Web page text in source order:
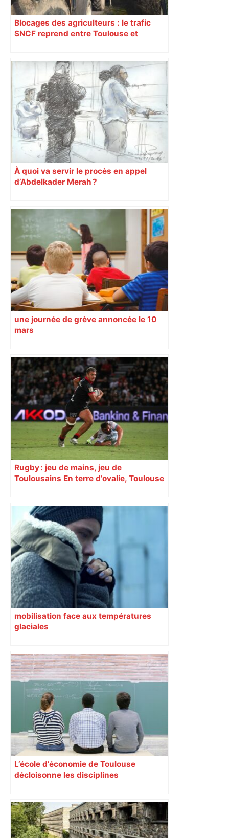
Blocages des agriculteurs : le trafic
SNCF reprend entre Toulouse et
À quoi va servir le procès en appel
d’Abdelkader Merah ?
une journée de grève annoncée le 10
mars
Rugby : jeu de mains, jeu de
Toulousains En terre d’ovalie, Toulouse
revendiquant surtout son art du jeu en
mouvement, vif et spectaculaire.
Décryptage. Série (4 / 10)
mobilisation face aux températures
glaciales
L’école d’économie de Toulouse
décloisonne les disciplines
régulièrement autour d’un projet
commun. Leur but : comprendre les
comportements de l’homme